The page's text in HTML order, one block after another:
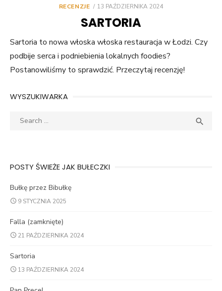
RECENZJE
POSTED
13 PAŹDZIERNIKA 2024
SARTORIA
Sartoria to nowa włoska włoska restauracja w Łodzi. Czy
podbije serca i podniebienia lokalnych foodies?
Postanowiliśmy to sprawdzić. Przeczytaj recenzję!
WYSZUKIWARKA
Search

POSTY ŚWIEŻE JAK BUŁECZKI
Bułkę przez Bibułkę
9 STYCZNIA 2025
Falla (zamknięte)
21 PAŹDZIERNIKA 2024
Sartoria
13 PAŹDZIERNIKA 2024